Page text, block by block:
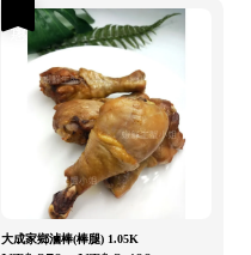
大成家鄉滷棒(棒腿) 1.05K